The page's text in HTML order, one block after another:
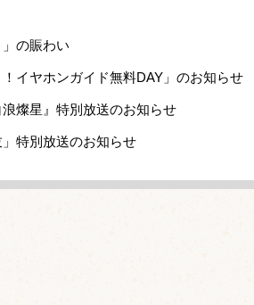
の賑わい
イヤホンガイド無料DAY」のお知らせ
燦星』特別放送のお知らせ
特別放送のお知らせ